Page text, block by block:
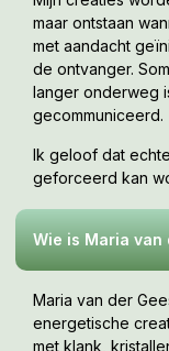
maar ontstaan
met aandacht
de ontvanger.
langer onderweg
gecommuniceerd.
Ik geloof dat
geforceerd kan
Wie is Maria van
Maria van der
energetische
met klank,